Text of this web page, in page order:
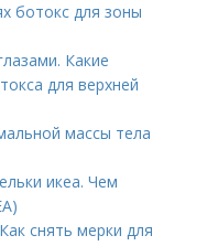
ботокс для зоны
Какие
для верхней
массы тела
икеа. Чем
снять мерки для